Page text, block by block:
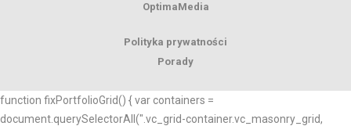
OptimaMedia
Polityka prywatności
Porady
function fixPortfolioGrid() { var containers =
document.querySelectorAll(".vc_grid-container.vc_masonry_grid,